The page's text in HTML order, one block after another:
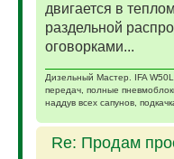
двигается в
раздельной
оговорками...
Дизельный Мастер. IFA
передач, полные
наддув всех сапунов,
Re: Продам